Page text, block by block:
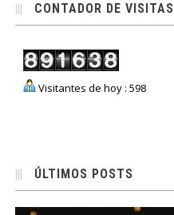
CONTADOR DE VISITAS
Visitantes de hoy : 598
ÚLTIMOS POSTS